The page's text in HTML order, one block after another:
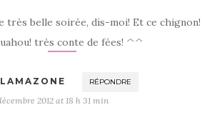
très belle soirée, dis-moi! Et ce chignon!
très conte de fées! ^^
RÉPONDRE
2012 at 18 h 31 min